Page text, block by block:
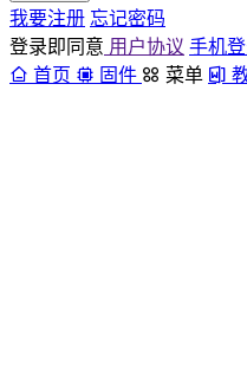
我要注册 忘记密码
登录即同意 用户协议 手机
首页
固件 菜单